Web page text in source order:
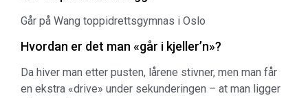
Går på Wang toppidrettsgymnas i Oslo
Hvordan er det man «går i kjeller’n»?
Da hiver man etter pusten, lårene stivner, men man får
en ekstra «drive» under sekunderingen – at man ligger